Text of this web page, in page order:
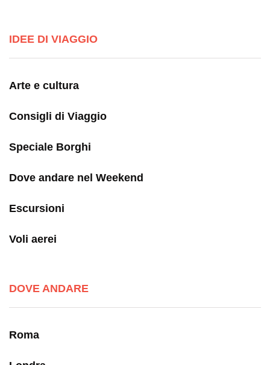
IDEE DI VIAGGIO
Arte e cultura
Consigli di Viaggio
Speciale Borghi
Dove andare nel Weekend
Escursioni
Voli aerei
DOVE ANDARE
Roma